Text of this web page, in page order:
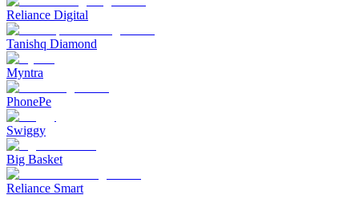
Reliance Digital
Tanishq Diamond
Myntra
PhonePe
Swiggy
Big Basket
Reliance Smart